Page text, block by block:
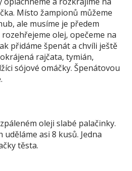
Místo žampionů můžeme
ale musíme je předem
olej, opečeme na
přidáme špenát a chvíli ještě
rajčata, tymián,
sójové omáčky. Špenátovou
oleji slabé palačinky.
asi 8 kusů. Jedna
těsta.